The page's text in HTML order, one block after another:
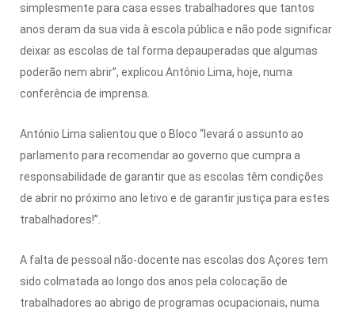
simplesmente para casa esses trabalhadores que tantos
anos deram da sua vida à escola pública e não pode significar
deixar as escolas de tal forma depauperadas que algumas
poderão nem abrir”, explicou António Lima, hoje, numa
conferência de imprensa.
António Lima salientou que o Bloco “levará o assunto ao
parlamento para recomendar ao governo que cumpra a
responsabilidade de garantir que as escolas têm condições
de abrir no próximo ano letivo e de garantir justiça para estes
trabalhadores!”.
A falta de pessoal não-docente nas escolas dos Açores tem
sido colmatada ao longo dos anos pela colocação de
trabalhadores ao abrigo de programas ocupacionais, numa